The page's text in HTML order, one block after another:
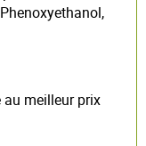
meilleur prix